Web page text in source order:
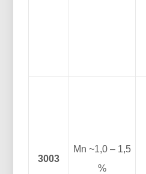
3003
Mn ~1,0 – 1,5
%